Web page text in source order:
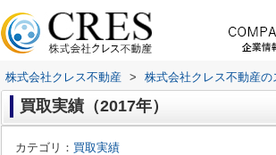
株式会社クレス不動産 > 株式会社クレス不動産
買取実績（2017年）
カテゴリ： 買取実績